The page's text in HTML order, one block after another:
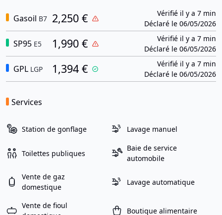
Gasoil B7 2,250 €
Vérifié il y a 7 min
Déclaré le 06/05/2026
SP95 E5 1,990 €
Vérifié il y a 7 min
Déclaré le 06/05/2026
GPL LGP 1,394 €
Vérifié il y a 7 min
Déclaré le 06/05/2026
Services
Station de gonflage Lavage manuel
Toilettes publiques
Baie de service
automobile
Vente de gaz
domestique
Lavage automatique
Vente de fioul
Boutique alimentaire